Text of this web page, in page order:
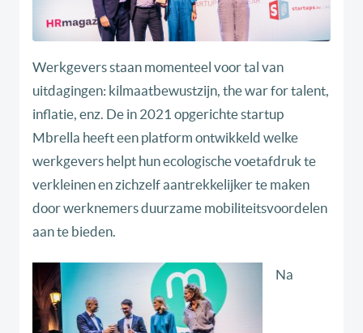
Werkgevers staan momenteel voor tal van
uitdagingen: kilmaatbewustzijn, the war for talent,
inflatie, enz. De in 2021 opgerichte startup
Mbrella heeft een platform ontwikkeld welke
werkgevers helpt hun ecologische voetafdruk te
verkleinen en zichzelf aantrekkelijker te maken
door werknemers duurzame mobiliteitsvoordelen
aan te bieden.
Na